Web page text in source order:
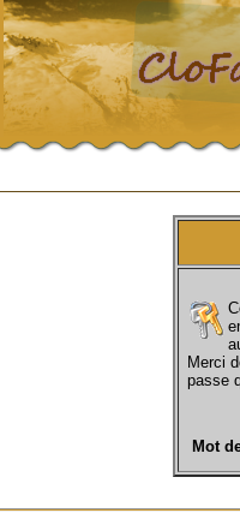
Merci
passe
Mot